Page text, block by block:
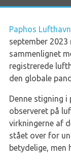
Paphos Lufthavn
september
sammenlignet
registrerede
den globale
Denne stigning
observeret på
virkningerne af
stået over for
betydelige,